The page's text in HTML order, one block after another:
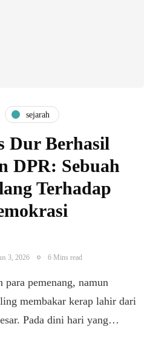
sejarah
Dur Berhasil
DPR: Sebuah
Terhadap
3, 2026 6 Mins read
pemenang, namun
membakar kerap lahir dari
Pada dini hari yang…